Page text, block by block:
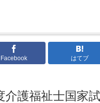
Facebook はてブ
介護福祉士国家